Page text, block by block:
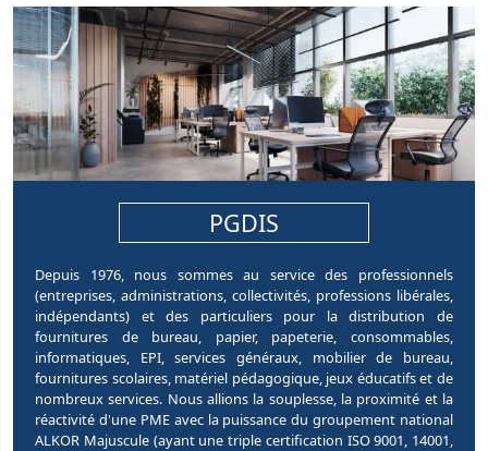
PGDIS
Depuis 1976, nous sommes au service des professionnels
(entreprises, administrations, collectivités, professions libérales,
indépendants) et des particuliers pour la distribution de
fournitures de bureau, papier, papeterie, consommables,
informatiques, EPI, services généraux, mobilier de bureau,
fournitures scolaires, matériel pédagogique, jeux éducatifs et de
nombreux services. Nous allions la souplesse, la proximité et la
réactivité d'une PME avec la puissance du groupement national
ALKOR Majuscule (ayant une triple certification ISO 9001, 14001,